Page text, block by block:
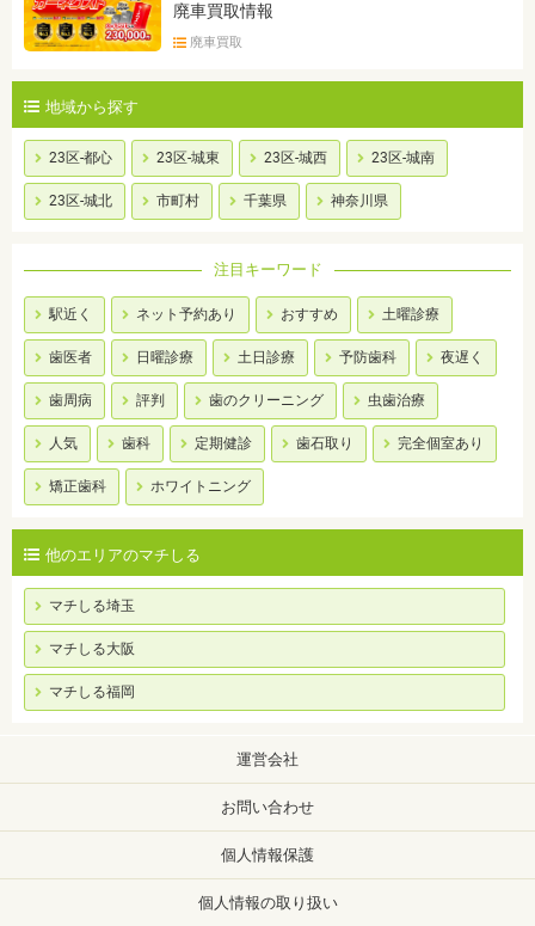
廃車買取情報
廃車買取
地域から探す
23区-都心 23区-城東 23区-城西 23区-城南
23区-城北 市町村 千葉県 神奈川県
注目キーワード
駅近く ネット予約あり おすすめ 土曜診療
歯医者 日曜診療 土日診療 予防歯科 夜遅く
歯周病 評判 歯のクリーニング 虫歯治療
人気 歯科 定期健診 歯石取り 完全個室あり
矯正歯科 ホワイトニング
他のエリアのマチしる
マチしる埼玉
マチしる大阪
マチしる福岡
運営会社
お問い合わせ
個人情報保護
個人情報の取り扱い